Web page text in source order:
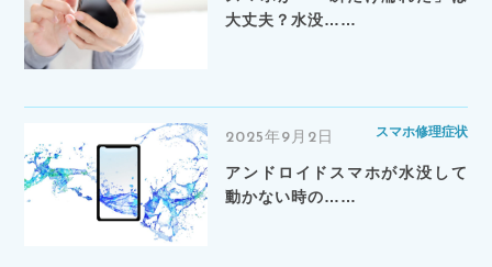
大丈夫？水没……
2025年9月2日 スマホ修理症状
アンドロイドスマホが水没して
動かない時の……